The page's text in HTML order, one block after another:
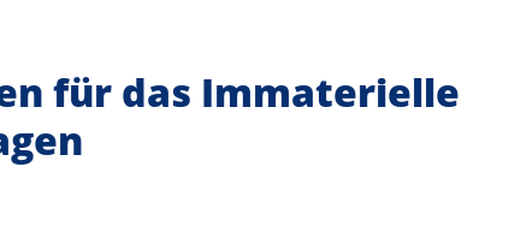
für das Immaterielle